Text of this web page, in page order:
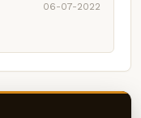
06-07-2022